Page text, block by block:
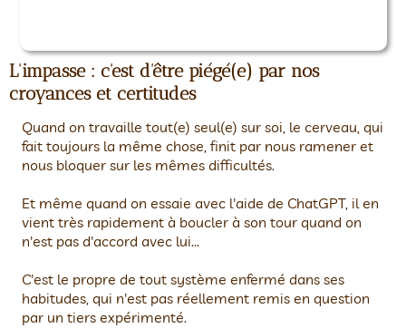
L'impasse : c'est d'être piégé(e) par nos
croyances et certitudes
Quand on travaille tout(e) seul(e) sur soi, le cerveau, qui
fait toujours la même chose, finit par nous ramener et
nous bloquer sur les mêmes difficultés.
Et même quand on essaie avec l'aide de ChatGPT, il en
vient très rapidement à boucler à son tour quand on
n'est pas d'accord avec lui...
C'est le propre de tout système enfermé dans ses
habitudes, qui n'est pas réellement remis en question
par un tiers expérimenté.